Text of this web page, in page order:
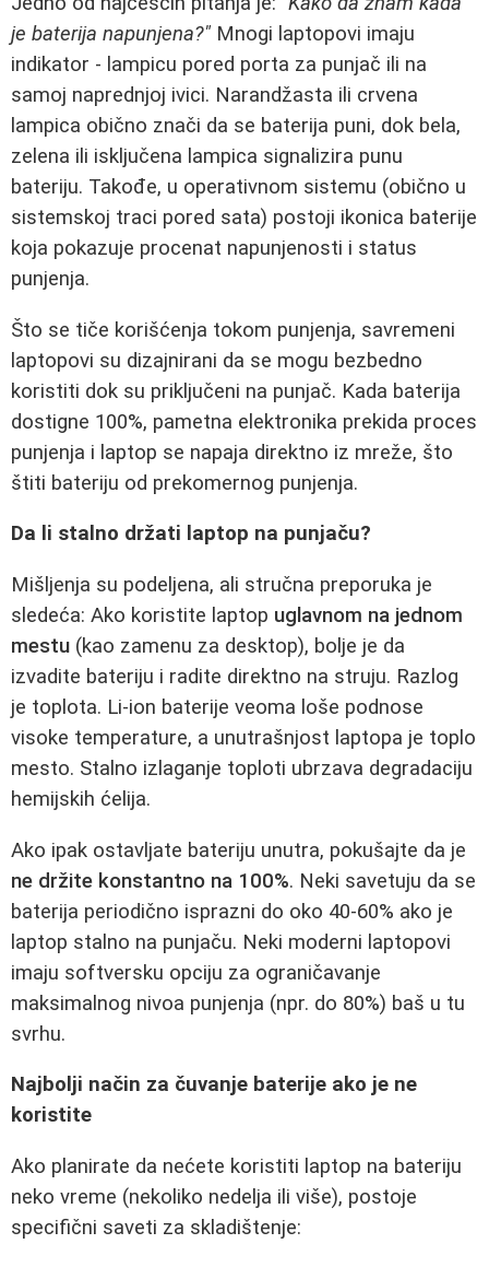
je baterija napunjena?" Mnogi laptopovi imaju
indikator - lampicu pored porta za punjač ili na
samoj naprednjoj ivici. Narandžasta ili crvena
lampica obično znači da se baterija puni, dok bela,
zelena ili isključena lampica signalizira punu
bateriju. Takođe, u operativnom sistemu (obično u
sistemskoj traci pored sata) postoji ikonica baterije
koja pokazuje procenat napunjenosti i status
punjenja.
Što se tiče korišćenja tokom punjenja, savremeni
laptopovi su dizajnirani da se mogu bezbedno
koristiti dok su priključeni na punjač. Kada baterija
dostigne 100%, pametna elektronika prekida proces
punjenja i laptop se napaja direktno iz mreže, što
štiti bateriju od prekomernog punjenja.
Da li stalno držati laptop na punjaču?
Mišljenja su podeljena, ali stručna preporuka je
sledeća: Ako koristite laptop uglavnom na jednom
mestu (kao zamenu za desktop), bolje je da
izvadite bateriju i radite direktno na struju. Razlog
je toplota. Li-ion baterije veoma loše podnose
visoke temperature, a unutrašnjost laptopa je toplo
mesto. Stalno izlaganje toploti ubrzava degradaciju
hemijskih ćelija.
Ako ipak ostavljate bateriju unutra, pokušajte da je
ne držite konstantno na 100%. Neki savetuju da se
baterija periodično isprazni do oko 40-60% ako je
laptop stalno na punjaču. Neki moderni laptopovi
imaju softversku opciju za ograničavanje
maksimalnog nivoa punjenja (npr. do 80%) baš u tu
svrhu.
Najbolji način za čuvanje baterije ako je ne
koristite
Ako planirate da nećete koristiti laptop na bateriju
neko vreme (nekoliko nedelja ili više), postoje
specifični saveti za skladištenje: